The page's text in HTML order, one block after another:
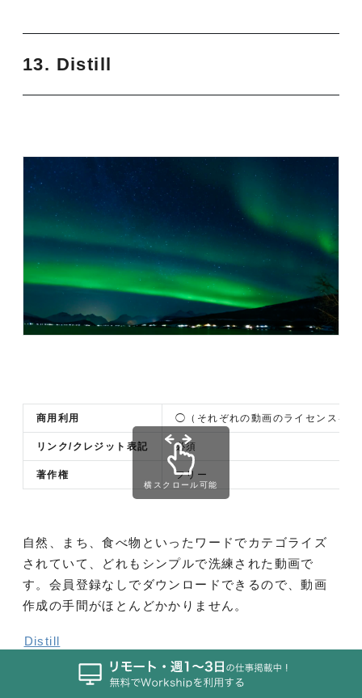
13. Distill
商用利用 ◯（それぞれの動画のライセンスを確
リンク/クレジット表記 必須
著作権 フリー
横スクロール可能
自然、まち、食べ物といったワードでカテゴライズ
されていて、どれもシンプルで洗練された動画で
す。会員登録なしでダウンロードできるので、動画
作成の手間がほとんどかかりません。
Distill